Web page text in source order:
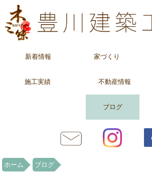
新着情報 家づくり
施工実績 不動産情報
ブログ
ホーム ブログ